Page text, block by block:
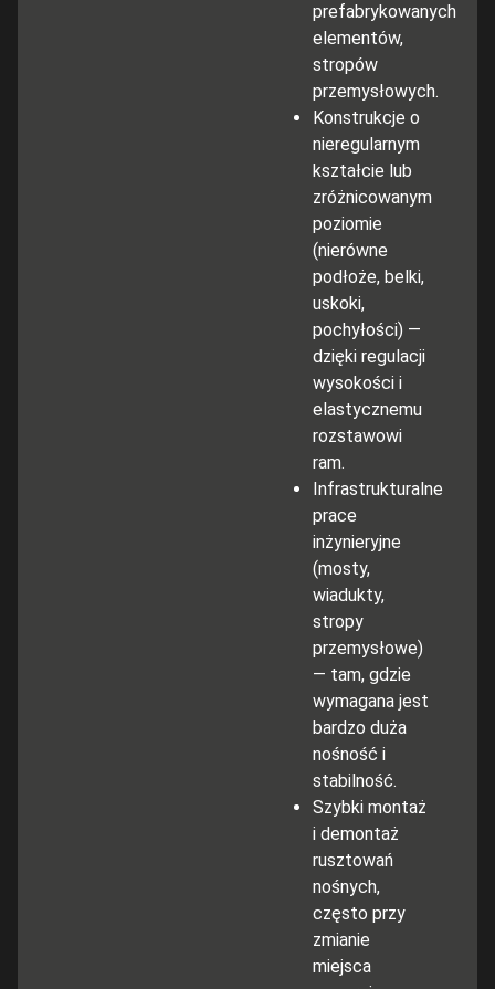
prefabrykowanych
elementów,
stropów
przemysłowych.
Konstrukcje o
nieregularnym
kształcie lub
zróżnicowanym
poziomie
(nierówne
podłoże, belki,
uskoki,
pochyłości) —
dzięki regulacji
wysokości i
elastycznemu
rozstawowi
ram.
Infrastrukturalne
prace
inżynieryjne
(mosty,
wiadukty,
stropy
przemysłowe)
— tam, gdzie
wymagana jest
bardzo duża
nośność i
stabilność.
Szybki montaż
i demontaż
rusztowań
nośnych,
często przy
zmianie
miejsca